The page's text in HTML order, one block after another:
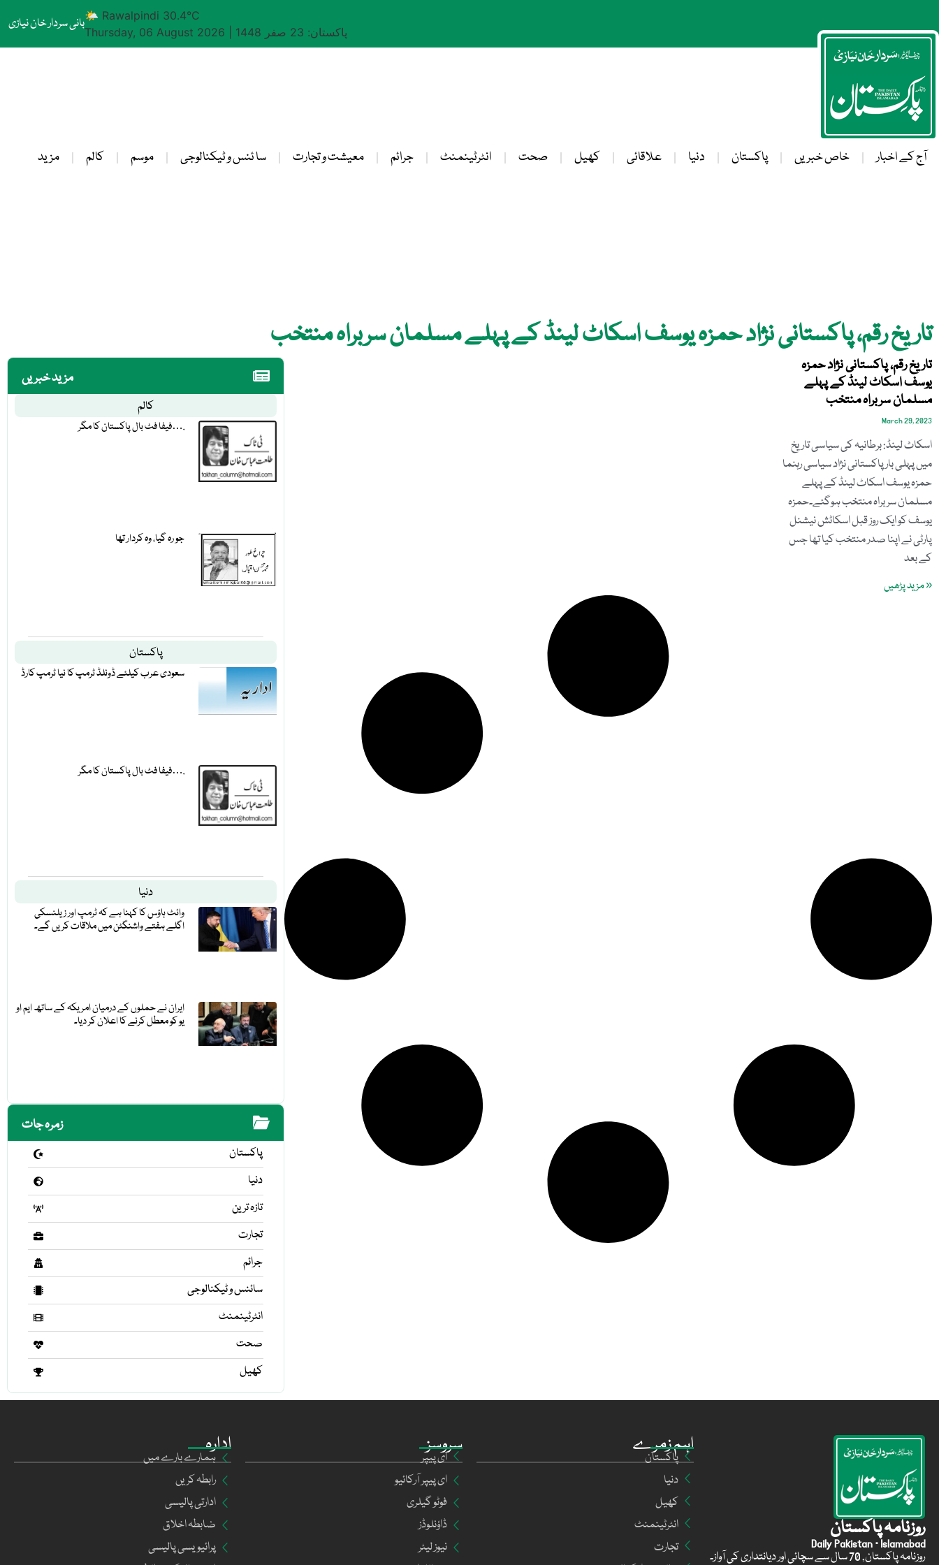
بانی سردار خان نیازی🌤 Rawalpindi 30.4°C
Thursday, 06 August 2026
پاکستان: 23 صفر 1448
آج کے اخبار خاص خبریں پاکستان دنیا علاقائی کھیل صحت انٹرٹینمنٹ جرائم معیشت و تجارت سا ئنس و ٹیکنالوجی موسم کالم مزید
تاریخ رقم، پاکستانی نژاد حمزہ یوسف اسکاٹ لینڈ کے پہلے مسلمان سربراہ منتخب
مزید خبریں
کالم
فیفا فٹ بال پاکستان کا مگر….
جو رہ گیا، وہ کردار تھا
پاکستان
سعودی عرب کیلئے ڈونلڈ ٹرمپ کا نیا ٹرمپ کارڈ
فیفا فٹ بال پاکستان کا مگر….
دنیا
وائٹ ہاؤس کا کہنا ہے کہ ٹرمپ اور زیلنسکی
اگلے ہفتے واشنگٹن میں ملاقات کریں گے۔
ایران نے حملوں کے درمیان امریکہ کے ساتھ ایم او
یو کو معطل کرنے کا اعلان کر دیا۔
زمرہ جات
پاکستان
دنیا
تازہ ترین
تجارت
جرائم
سائنس و ٹیکنالوجی
انٹرٹینمنٹ
صحت
کھیل
تاریخ رقم، پاکستانی نژاد حمزہ
یوسف اسکاٹ لینڈ کے پہلے
مسلمان سربراہ منتخب
March 29, 2023
اسکاٹ لینڈ: برطانیہ کی سیاسی تاریخ
میں پہلی بار پاکستانی نژاد سیاسی رہنما
حمزہ یوسف اسکاٹ لینڈ کے پہلے
مسلمان سربراہ منتخب ہوگئے۔حمزہ
یوسف کو ایک روز قبل اسکاٹش نیشنل
پارٹی نے اپنا صدر منتخب کیا تھا جس
کے بعد
« مزید پڑھیں
ادارہ
ہمارے بارے میں
رابطہ کریں
ادارتی پالیسی
ضابطہ اخلاق
پرائیویسی پالیسی
سروسز
ای پیپر
ای پیپر آرکائیو
فوٹو گیلری
ڈاؤنلوڈز
نیوز لیٹر
اہم زمرے
پاکستان
دنیا
کھیل
انٹرٹینمنٹ
تجارت
روزنامہ پاکستان
Daily Pakistan · Islamabad
روزنامہ پاکستان, 70 سال سے سچائی اور دیانتداری کی آواز۔